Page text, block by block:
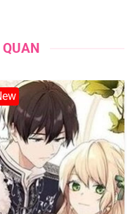
22/09/2025
22/09/2025
22/09/2025
22/09/2025